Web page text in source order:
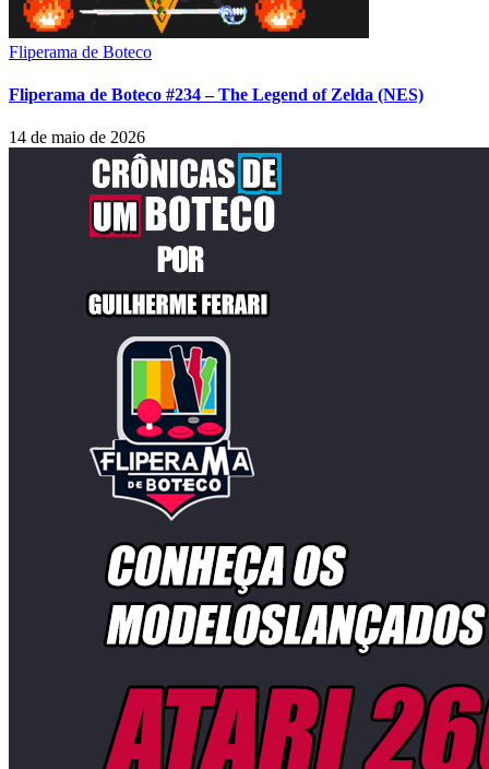
Fliperama de Boteco
Fliperama de Boteco #234 – The Legend of Zelda (NES)
14 de maio de 2026